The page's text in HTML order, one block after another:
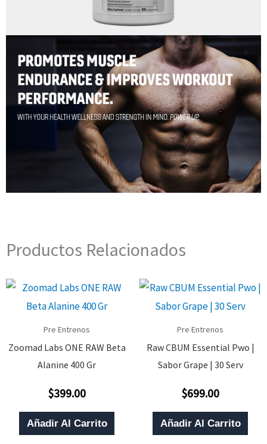
Productos Relacionados
Pre Entrenos
Zoomad Labs ONE RAW Beta
Alanine 400 Gr
Valorado
0
De
5
$399.00
Añadir Al Carrito
Pre Entrenos
Raw CBUM Essential Pwo |
Sabor Grape | 30 Serv
Valorado
0
De
5
$699.00
Añadir Al Carrito